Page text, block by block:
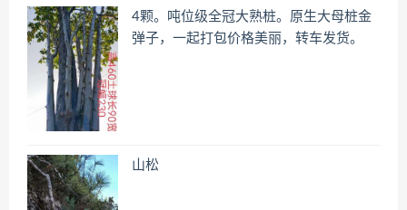
4颗。吨位级全冠大熟桩。原生大母桩金
弹子，一起打包价格美丽，转车发货。
山松